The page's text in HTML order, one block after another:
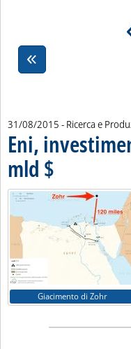
31/08/2015 - Ricerca e
Eni,
mld $ . Pubblicata lunedì 31
Giacimento di Zohr